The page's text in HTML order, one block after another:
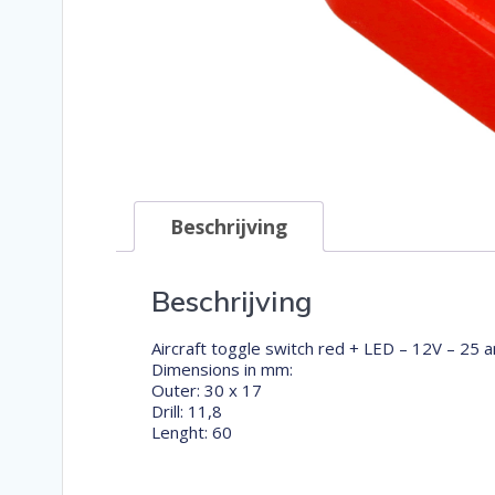
Beschrijving
Beschrijving
Aircraft toggle switch red + LED – 12V – 25
Dimensions in mm:
Outer: 30 x 17
Drill: 11,8
Lenght: 60